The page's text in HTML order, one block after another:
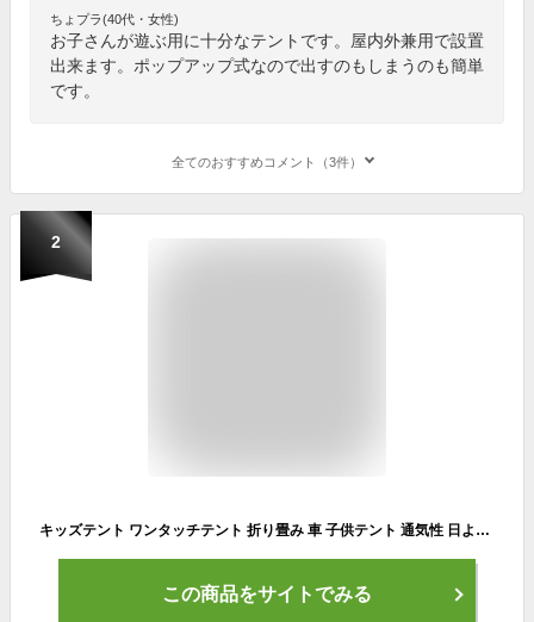
ちょプラ(40代・女性)
お子さんが遊ぶ用に十分なテントです。屋内外兼用で設置
出来ます。ポップアップ式なので出すのもしまうのも簡単
です。
全てのおすすめコメント（3件）
2
キッズテント ワンタッチテント 折り畳み 車 子供テント 通気性 日よけ 室内 屋外 キャンプ アウトドア 玩具収納 秘密基地 軽量 携帯便利 収納バッグ付き 隠れん坊ゲーム 夏 かわいい お誕生日 クリスマス 出産祝い 子どもの日 プレゼント 送料無料
この商品をサイトでみる